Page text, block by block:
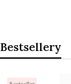
Bestsellery